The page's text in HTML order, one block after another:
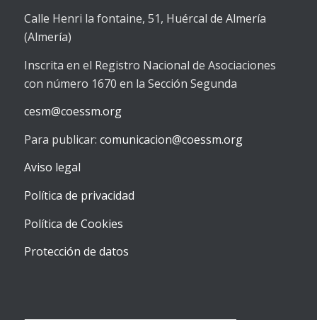
Calle Henri la fontaine, 51, Huércal de Almería
(Almería)
Inscrita en el Registro Nacional de Asociaciones
con número 1670 en la Sección Segunda
cesm@coessm.org
Para publicar: comunicacion@coessm.org
Aviso legal
Política de privacidad
Política de Cookies
Protección de datos